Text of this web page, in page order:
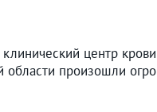
центр
области произошли